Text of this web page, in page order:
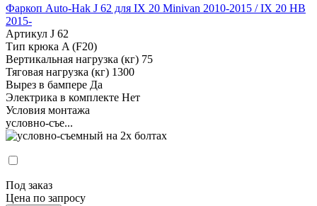
Фаркоп Auto-Hak J 62 для IX 20 Minivan 2010-2015 / IX 20 HB
2015-
Артикул J 62
Тип крюка A (F20)
Вертикальная нагрузка (кг) 75
Тяговая нагрузка (кг) 1300
Вырез в бампере Да
Электрика в комплекте Нет
Условия монтажа
условно-съе...
Под заказ
Цена по запросу